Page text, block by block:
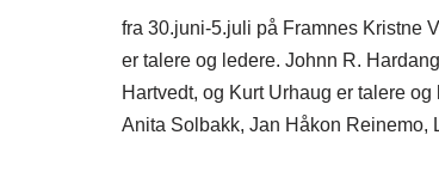
fra 30.juni-5.juli på Framnes Kristne
er talere og ledere. Johnn R.
Hartvedt, og Kurt Urhaug er talere
Anita Solbakk, Jan Håkon Reinemo,